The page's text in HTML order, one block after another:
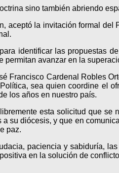
sino también abriendo
aceptó la invitación formal
identificar las propuestas
avanzar en la
Francisco Cardenal Robles
sea quien coordine el
los años en nuestro país.
esta solicitud que
su diócesis, y que en
paz.
paciencia y sabiduría,
en la solución de